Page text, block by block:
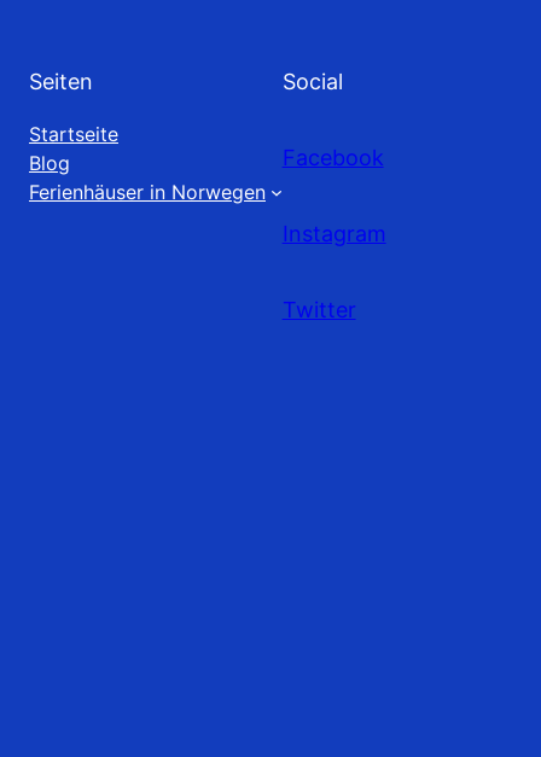
Seiten
Startseite
Blog
Ferienhäuser in Norwegen
Social
Facebook
Instagram
Twitter